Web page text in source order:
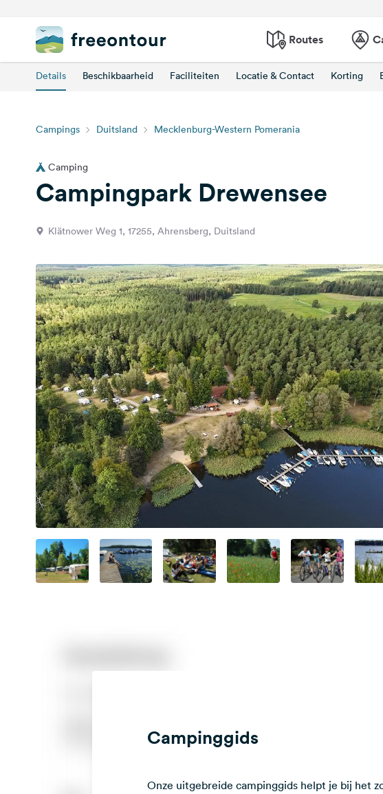
Routes
Details Beschikbaarheid Faciliteiten Locatie & Contact Korting
Campings Duitsland Mecklenburg-Western Pomerania
Camping
Campingpark Drewensee
Klätnower Weg 1, 17255, Ahrensberg, Duitsland
Campinggids
Onze uitgebreide campinggids helpt je bij het